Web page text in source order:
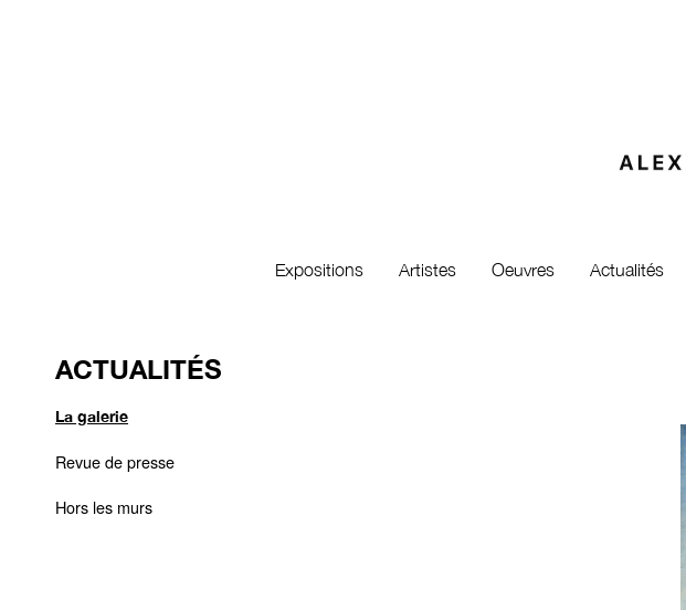
Expositions Artistes Oeuvres Actualités
ACTUALITÉS
La galerie
Revue de presse
Hors les murs